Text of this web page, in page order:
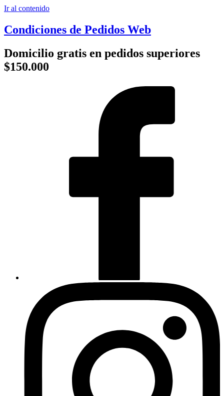
Ir al contenido
Condiciones de Pedidos Web
Domicilio gratis en pedidos superiores
$150.000